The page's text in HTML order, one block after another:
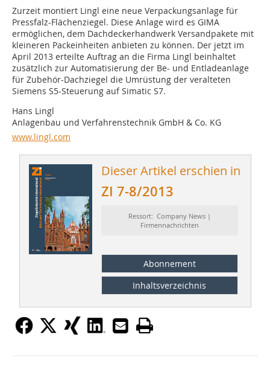
Zurzeit montiert Lingl eine neue Verpackungsanlage für
Pressfalz-Flächenziegel. Diese Anlage wird es GIMA
ermöglichen, dem Dachdeckerhandwerk Versandpakete mit
kleineren Packeinheiten anbieten zu können. Der jetzt im
April 2013 erteilte Auftrag an die Firma Lingl beinhaltet
zusätzlich zur Automatisierung der Be- und Entladeanlage
für Zubehör-Dachziegel die Umrüstung der veralteten
Siemens S5-Steuerung auf ­Simatic S7.
Hans Lingl
Anlagenbau und Verfahrenstechnik GmbH & Co. KG
www.lingl.com
Dieser Artikel erschien in
ZI 7-8/2013
Ressort: Company News |
Firmennachrichten
Abonnement
Inhaltsverzeichnis